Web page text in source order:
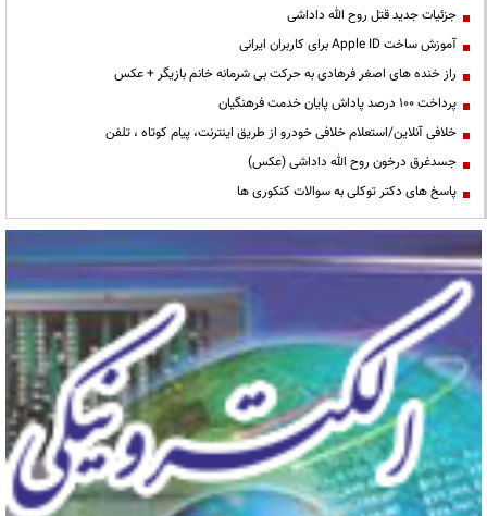
جزئیات جدید قتل روح الله داداشی
آموزش ساخت Apple ID برای کاربران ایرانی
راز خنده های اصغر فرهادی به حرکت بی شرمانه خانم بازیگر + عکس
پرداخت ۱۰۰ درصد پاداش پایان خدمت فرهنگیان
خلافی آنلاین/استعلام خلافی خودرو از طریق اینترنت، پیام کوتاه ، تلفن
جسدغرق درخون روح الله داداشی (عکس)
پاسخ های دکتر توکلی به سوالات کنکوری ها